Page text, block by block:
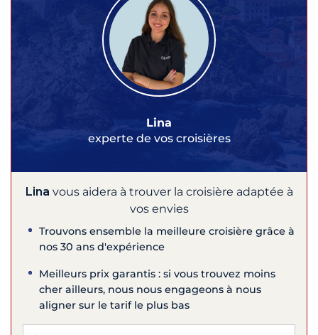
Lina
experte de vos croisières
Lina vous aidera à trouver la croisière adaptée à
vos envies
Trouvons ensemble la meilleure croisière grâce à
nos 30 ans d'expérience
Meilleurs prix garantis : si vous trouvez moins
cher ailleurs, nous nous engageons à nous
aligner sur le tarif le plus bas